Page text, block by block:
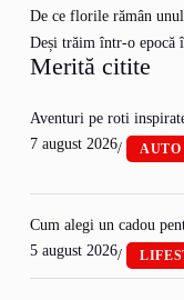
De ce florile rămân
Deși trăim într-o epocă
Merită citite
Aventuri pe roti
7 august 2026/ AUTO
Cum alegi un cadou
5 august 2026/